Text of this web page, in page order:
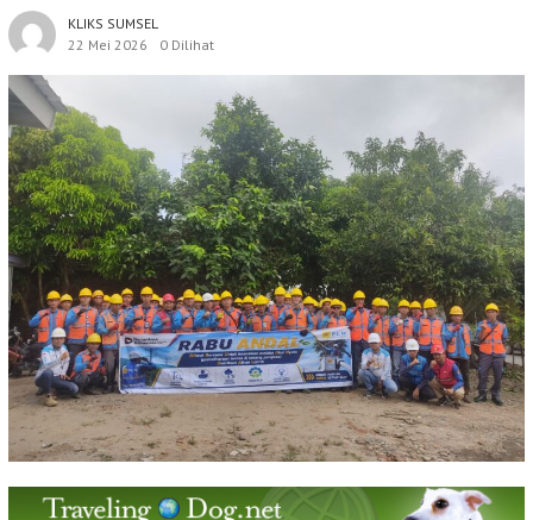
KLIKS SUMSEL
22 Mei 2026
0 Dilihat